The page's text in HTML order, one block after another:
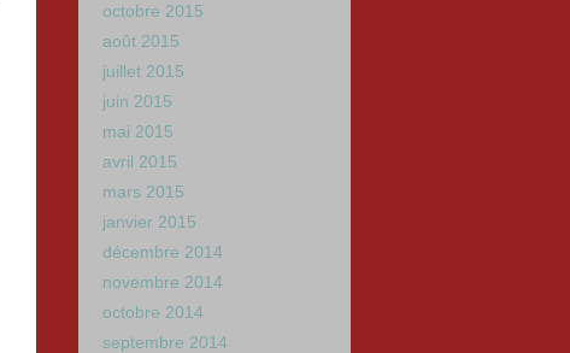
octobre 2015
août 2015
juillet 2015
juin 2015
mai 2015
avril 2015
mars 2015
janvier 2015
décembre 2014
novembre 2014
octobre 2014
septembre 2014